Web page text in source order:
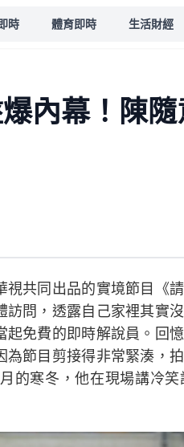
時 體育即時 生活財經
爆內幕！陳
視共同出品的實境節目《
問，透露自己家裡其實
免費的即時解說員。回
節目剪接得非常緊湊，
的寒冬，他在現場講冷